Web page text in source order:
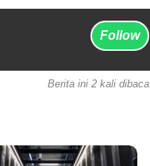
Follow
Berita ini 2 kali dibaca